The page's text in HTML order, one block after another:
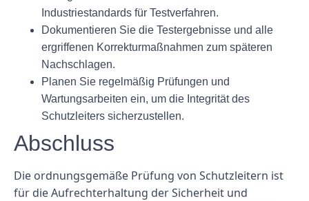
Industriestandards für Testverfahren.
Dokumentieren Sie die Testergebnisse und alle
ergriffenen Korrekturmaßnahmen zum späteren
Nachschlagen.
Planen Sie regelmäßig Prüfungen und
Wartungsarbeiten ein, um die Integrität des
Schutzleiters sicherzustellen.
Abschluss
Die ordnungsgemäße Prüfung von Schutzleitern ist
für die Aufrechterhaltung der Sicherheit und